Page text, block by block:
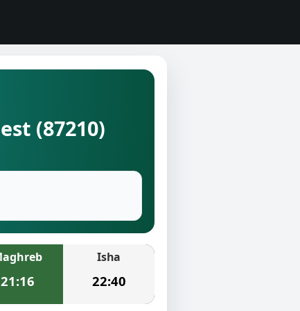
(87210)
21:16
Isha
22:40